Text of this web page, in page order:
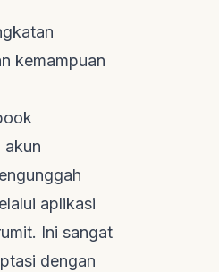
kemampuan
akun
aplikasi
Ini sangat
dengan